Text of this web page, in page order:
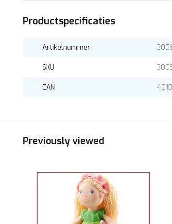
Productspecificaties
Artikelnummer
SKU
EAN
Previously viewed